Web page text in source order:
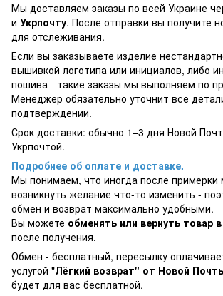
Мы доставляем заказы по всей Украине
и Укрпочту. После отправки вы получите
для отслеживания.
Если вы заказываете изделие
вышивкой логотипа или инициалов, либо
пошива - такие заказы мы выполняем по
Менеджер обязательно уточнит все
подтверждении.
Срок доставки: обычно 1–3 дня Новой
Укрпочтой.
Подробнее об оплате и доставке.
Мы понимаем, что иногда после примерки
возникнуть желание что-то изменить -
обмен и возврат максимально удобными.
Вы можете обменять или вернуть товар
после получения.
Обмен - бесплатный, пересылку
услугой "Лёгкий возврат" от Новой
будет для вас бесплатной.